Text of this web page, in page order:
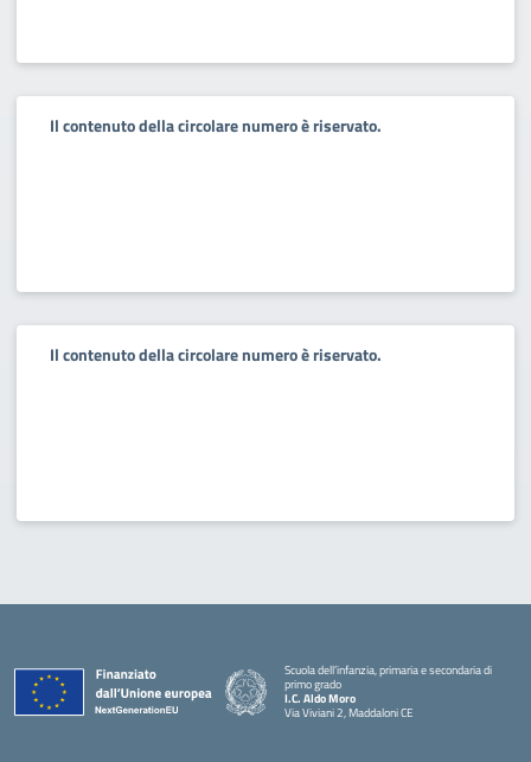
Il contenuto della circolare numero è riservato.
Il contenuto della circolare numero è riservato.
Scuola dell’infanzia, primaria e secondaria di
primo grado
I.C. Aldo Moro
Via Viviani 2, Maddaloni CE